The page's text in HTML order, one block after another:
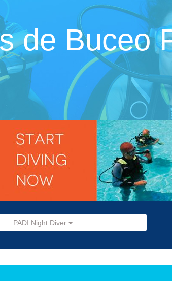
de Buceo
PADI Night Diver